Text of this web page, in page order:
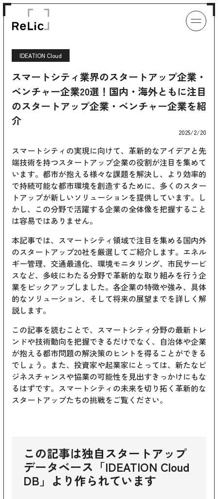
IDEATION Cloud
スマートシティ業界のスタートアップ企業・
ベンチャー企業20選！国内・海外ともに注目
のスタートアップ企業・ベンチャー企業を紹
介
2025/2/20
スマートシティの実現に向けて、革新的なアイデアと先
端技術を持つスタートアップ企業の役割が注目を集めて
います。都市が抱える様々な課題を解決し、より効率的
で持続可能な都市環境を創造するために、多くのスター
トアップが新しいソリューションを提供しています。し
かし、この分野で活躍する企業の全体像を把握すること
は容易ではありません。
本記事では、スマートシティ領域で注目を集める国内外
のスタートアップ20社を厳選してご紹介します。エネル
ギー管理、交通最適化、環境モニタリング、市民サービ
スなど、多岐にわたる分野で革新的な取り組みを行う企
業をピックアップしました。各企業の特徴や強み、具体
的なソリューション、そして将来の展望までを詳しく解
説します。
この記事を読むことで、スマートシティ分野の最新トレ
ンドや技術動向を把握できるだけでなく、自治体や企業
が抱える都市問題の解決策のヒントを得ることができる
でしょう。また、投資家や起業家にとっては、新たなビ
ジネスチャンスや協業の可能性を見出すきっかけにもな
るはずです。スマートシティの未来を切り拓く革新的な
スタートアップたちの挑戦をご覧ください。
この記事は独自スタートアップ
データベース「IDEATION Cloud
DB」より作られています